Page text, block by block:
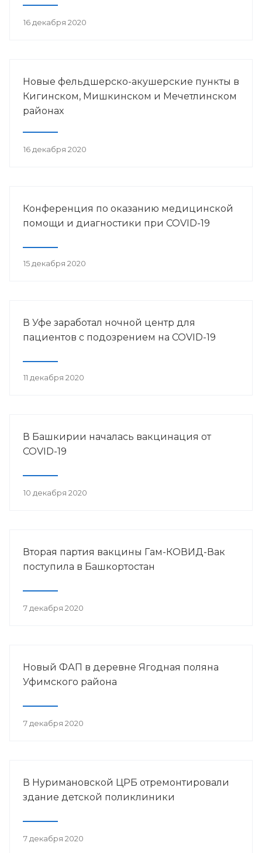
16 декабря 2020
Новые фельдшерско-акушерские пункты в
Кигинском, Мишкинском и Мечетлинском
районах
16 декабря 2020
Конференция по оказанию медицинской
помощи и диагностики при COVID-19
15 декабря 2020
В Уфе заработал ночной центр для
пациентов с подозрением на COVID-19
11 декабря 2020
В Башкирии началась вакцинация от
COVID-19
10 декабря 2020
Вторая партия вакцины Гам-КОВИД-Вак
поступила в Башкортостан
7 декабря 2020
Новый ФАП в деревне Ягодная поляна
Уфимского района
7 декабря 2020
В Нуримановской ЦРБ отремонтировали
здание детской поликлиники
7 декабря 2020